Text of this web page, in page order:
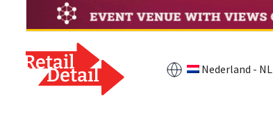
Nederland - NL